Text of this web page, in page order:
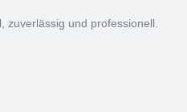
zuverlässig und professionell.